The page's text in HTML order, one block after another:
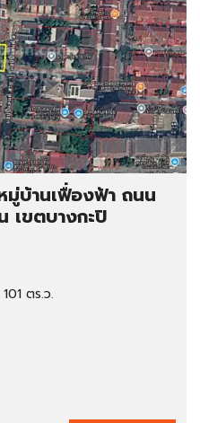
บ้านเฟื่องฟ้า ถนน
เขตบางกะปิ
101 ตร.ว.